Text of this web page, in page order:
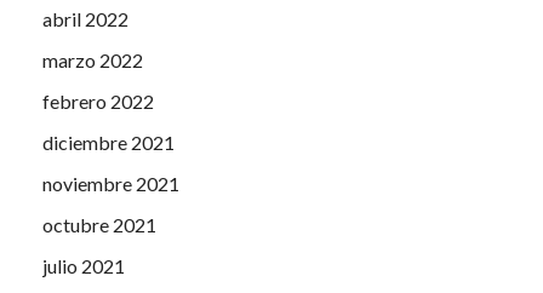
abril 2022
marzo 2022
febrero 2022
diciembre 2021
noviembre 2021
octubre 2021
julio 2021